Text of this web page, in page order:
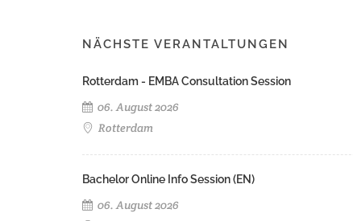
NÄCHSTE VERANTALTUNGEN
Rotterdam - EMBA Consultation Session
06. August 2026
Rotterdam
Bachelor Online Info Session (EN)
06. August 2026